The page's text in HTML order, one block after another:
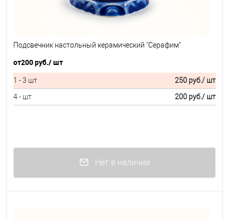
Подсвечник настольный керамический "Серафим"
от200 руб./ шт
1 - 3 шт 250 руб./ шт
4 - шт
200 руб./ шт
Нет в наличии